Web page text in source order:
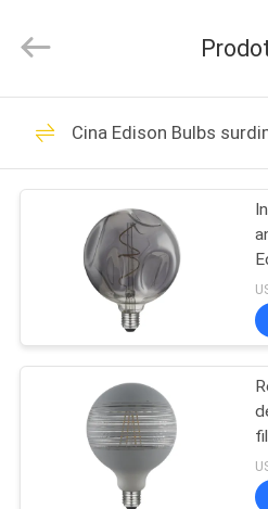
CASA
PRODOTTI
CIRCA
GIRO
FABBRICA
Technology
Rights
Hid
filamento
Cina Edison Bulbs